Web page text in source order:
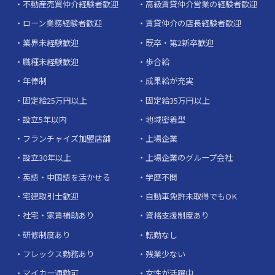
不動産売買仲介経験者歓迎
高級賃貸仲介営業の経験者歓迎
ローン業務経験者歓迎
賃貸仲介の店長経験者歓迎
業界未経験歓迎
既卒・第2新卒歓迎
職種未経験歓迎
歩合給
年俸制
成果給が充実
固定給25万円以上
固定給35万円以上
設立5年以内
地域密着型
フランチャイズ加盟店舗
上場企業
設立30年以上
上場企業のグループ会社
英語・中国語を活かせる
学歴不問
宅建取引士歓迎
自動車免許未取得でもOK
社宅・家賃補助あり
資格支援制度あり
研修制度あり
転勤なし
フレックス勤務あり
残業少ない